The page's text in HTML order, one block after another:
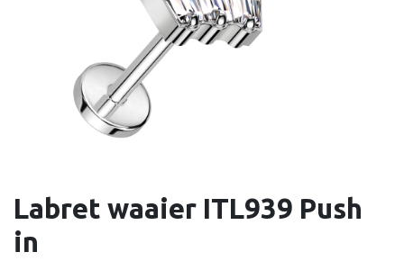
Labret waaier ITL939 Push
in